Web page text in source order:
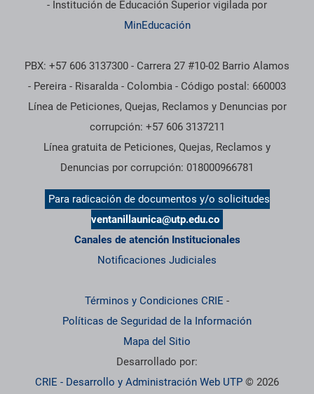
- Institución de Educación Superior vigilada por
MinEducación
PBX: +57 606 3137300 - Carrera 27 #10-02 Barrio Alamos
- Pereira - Risaralda - Colombia - Código postal: 660003
Línea de Peticiones, Quejas, Reclamos y Denuncias por
corrupción: +57 606 3137211
Línea gratuita de Peticiones, Quejas, Reclamos y
Denuncias por corrupción: 018000966781
Para radicación de documentos y/o solicitudes
ventanillaunica@utp.edu.co
Canales de atención Institucionales
Notificaciones Judiciales
Términos y Condiciones CRIE -
Políticas de Seguridad de la Información
Mapa del Sitio
Desarrollado por:
CRIE - Desarrollo y Administración Web UTP © 2026